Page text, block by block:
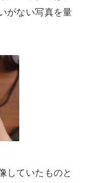
がない写真を量
していたものと